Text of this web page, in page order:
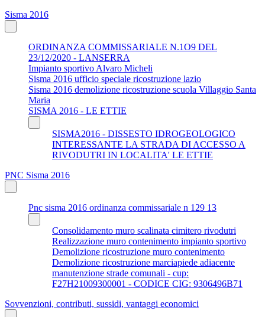
Sisma 2016
ORDINANZA COMMISSARIALE N.1O9 DEL
23/12/2020 - LANSERRA
Impianto sportivo Alvaro Micheli
Sisma 2016 ufficio speciale ricostruzione lazio
Sisma 2016 demolizione ricostruzione scuola Villaggio Santa
Maria
SISMA 2016 - LE ETTIE
SISMA2016 - DISSESTO IDROGEOLOGICO
INTERESSANTE LA STRADA DI ACCESSO A
RIVODUTRI IN LOCALITA' LE ETTIE
PNC Sisma 2016
Pnc sisma 2016 ordinanza commissariale n 129 13
Consolidamento muro scalinata cimitero rivodutri
Realizzazione muro contenimento impianto sportivo
Demolizione ricostruzione muro contenimento
Demolizione ricostruzione marciapiede adiacente
manutenzione strade comunali - cup:
F27H21009300001 - CODICE CIG: 9306496B71
Sovvenzioni, contributi, sussidi, vantaggi economici